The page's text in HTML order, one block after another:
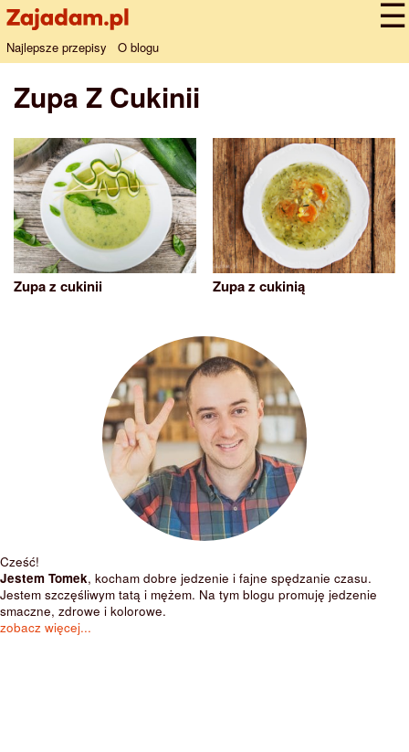
Najlepsze przepisy O blogu
Zupa Z Cukinii
Zupa z cukinii Zupa z cukinią
Cześć!
Jestem Tomek, kocham dobre jedzenie i fajne spędzanie czasu.
Jestem szczęśliwym tatą i mężem. Na tym blogu promuję jedzenie
smaczne, zdrowe i kolorowe.
zobacz więcej...